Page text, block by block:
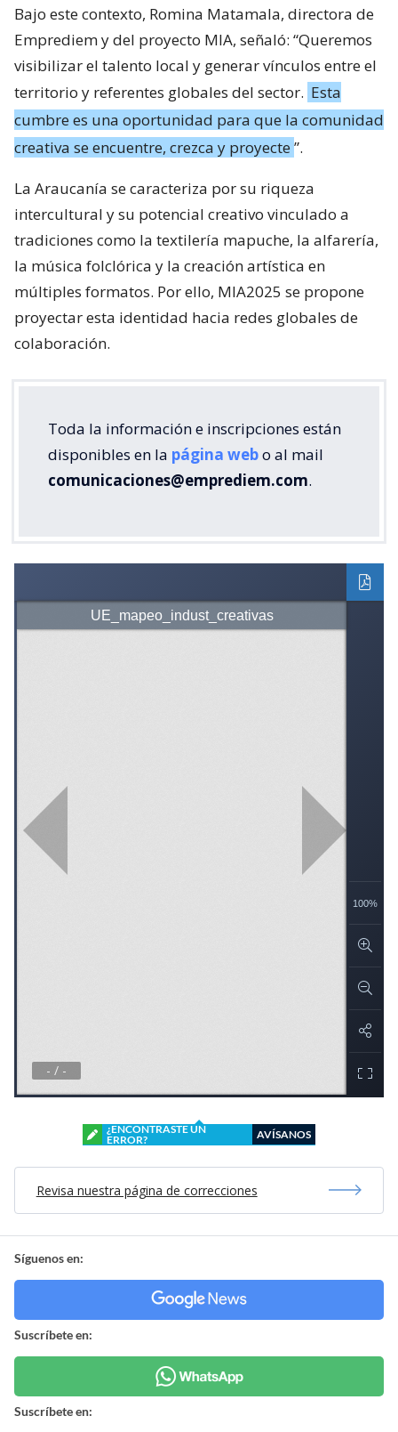
Bajo este contexto, Romina Matamala, directora de
Emprediem y del proyecto MIA, señaló: “Queremos
visibilizar el talento local y generar vínculos entre el
territorio y referentes globales del sector. Esta
cumbre es una oportunidad para que la comunidad
creativa se encuentre, crezca y proyecte”.
La Araucanía se caracteriza por su riqueza
intercultural y su potencial creativo vinculado a
tradiciones como la textilería mapuche, la alfarería,
la música folclórica y la creación artística en
múltiples formatos. Por ello, MIA2025 se propone
proyectar esta identidad hacia redes globales de
colaboración.
Toda la información e inscripciones están
disponibles en la página webo al mail
comunicaciones@emprediem.com.
¿ENCONTRASTE UN
ERROR?
AVÍSANOS
Revisa nuestra página de correcciones
Síguenos en:
Suscríbete en:
Suscríbete en: